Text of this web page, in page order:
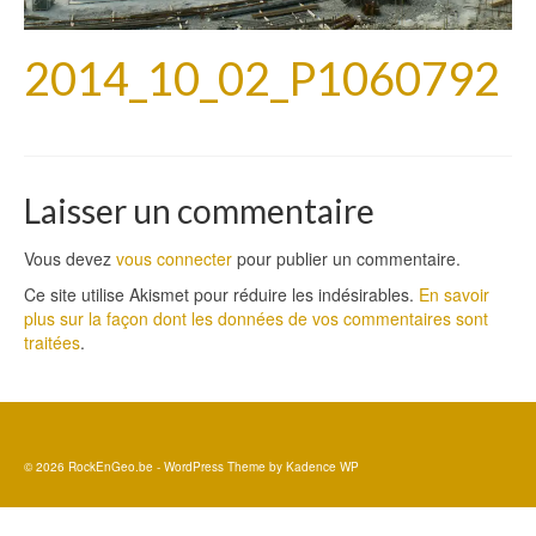
2014_10_02_P1060792
Laisser un commentaire
Vous devez vous connecter pour publier un commentaire.
Ce site utilise Akismet pour réduire les indésirables. En savoir
plus sur la façon dont les données de vos commentaires sont
traitées.
© 2026 RockEnGeo.be - WordPress Theme by Kadence WP